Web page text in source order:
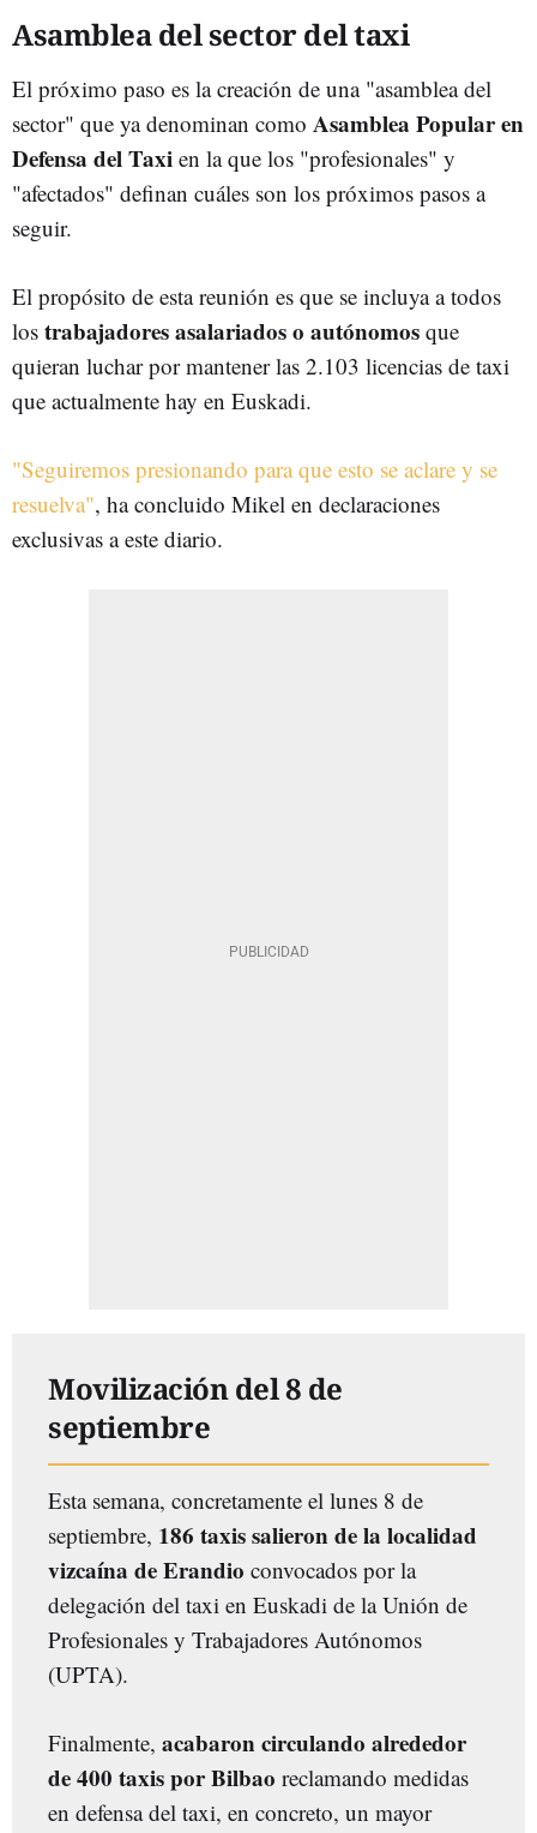
Asamblea del sector del taxi
El próximo paso es la creación de una "asamblea del
sector" que ya denominan como Asamblea Popular en
Defensa del Taxi en la que los "profesionales" y
"afectados" definan cuáles son los próximos pasos a
seguir.
El propósito de esta reunión es que se incluya a todos
los trabajadores asalariados o autónomos que
quieran luchar por mantener las 2.103 licencias de taxi
que actualmente hay en Euskadi.
"Seguiremos presionando para que esto se aclare y se
resuelva", ha concluido Mikel en declaraciones
exclusivas a este diario.
Movilización del 8 de
septiembre
Esta semana, concretamente el lunes 8 de
septiembre, 186 taxis salieron de la localidad
vizcaína de Erandio convocados por la
delegación del taxi en Euskadi de la Unión de
Profesionales y Trabajadores Autónomos
(UPTA).
Finalmente, acabaron circulando alrededor
de 400 taxis por Bilbao reclamando medidas
en defensa del taxi, en concreto, un mayor